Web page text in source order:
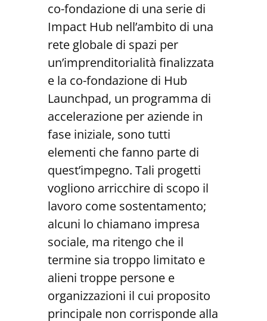
co-fondazione di una serie di
Impact Hub nell’ambito di una
rete globale di spazi per
un’imprenditorialità finalizzata
e la co-fondazione di Hub
Launchpad, un programma di
accelerazione per aziende in
fase iniziale, sono tutti
elementi che fanno parte di
quest’impegno. Tali progetti
vogliono arricchire di scopo il
lavoro come sostentamento;
alcuni lo chiamano impresa
sociale, ma ritengo che il
termine sia troppo limitato e
alieni troppe persone e
organizzazioni il cui proposito
principale non corrisponde alla